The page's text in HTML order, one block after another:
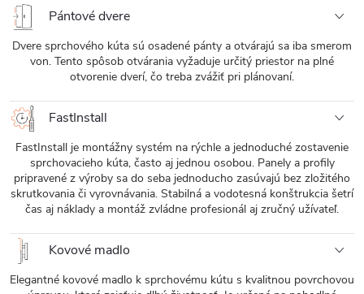
Pántové dvere
Dvere sprchového kúta sú osadené pánty a otvárajú sa iba smerom
von. Tento spôsob otvárania vyžaduje určitý priestor na plné
otvorenie dverí, čo treba zvážiť pri plánovaní.
FastInstall
FastInstall je montážny systém na rýchle a jednoduché zostavenie
sprchovacieho kúta, často aj jednou osobou. Panely a profily
pripravené z výroby sa do seba jednoducho zasúvajú bez zložitého
skrutkovania či vyrovnávania. Stabilná a vodotesná konštrukcia šetrí
čas aj náklady a montáž zvládne profesionál aj zručný užívateľ.
Kovové madlo
Elegantné kovové madlo k sprchovému kútu s kvalitnou povrchovou